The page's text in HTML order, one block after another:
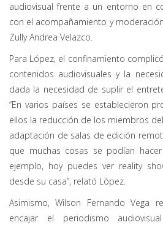
audiovisual frente a un entorno en
con el acompañamiento y
Zully Andrea Velazco.
Para López, el confinamiento
contenidos audiovisuales y la
dada la necesidad de suplir el
“En varios países se establecieron
ellos la reducción de los miembros
adaptación de salas de edición
que muchas cosas se podían
ejemplo, hoy puedes ver reality
desde su casa”, relató López.
Asimismo, Wilson Fernando Vega
encajar el periodismo